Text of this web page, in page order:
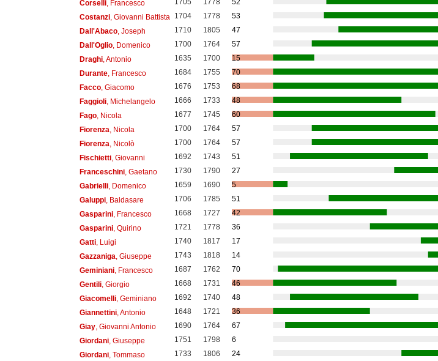
Corselli, Francesco
Costanzi, Giovanni Battista 1704 1778
53
Dall'Abaco, Joseph 1710 1805
47
Dall'Oglio, Domenico 1700 1764
57
Draghi, Antonio 1635 1700
15
Durante, Francesco 1684 1755
70
Facco, Giacomo 1676 1753
68
Faggioli, Michelangelo 1666 1733
48
Fago, Nicola 1677 1745
60
Fiorenza, Nicola 1700 1764
57
Fiorenza, Nicolò 1700 1764
57
Fischietti, Giovanni 1692 1743
51
Franceschini, Gaetano 1730 1790
27
Gabrielli, Domenico 1659 1690
5
Galuppi, Baldasare 1706 1785
51
Gasparini, Francesco 1668 1727
42
Gasparini, Quirino 1721 1778
36
Gatti, Luigi 1740 1817
17
Gazzaniga, Giuseppe 1743 1818
14
Geminiani, Francesco 1687 1762
70
Gentili, Giorgio 1668 1731
46
Giacomelli, Geminiano 1692 1740
48
Giannettini, Antonio 1648 1721
36
Giay, Giovanni Antonio 1690 1764
67
Giordani, Giuseppe 1751 1798
6
Giordani, Tommaso 1733 1806
24